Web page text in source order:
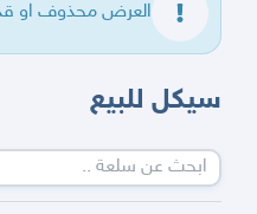
العرض محذوف او
سيكل للبيع